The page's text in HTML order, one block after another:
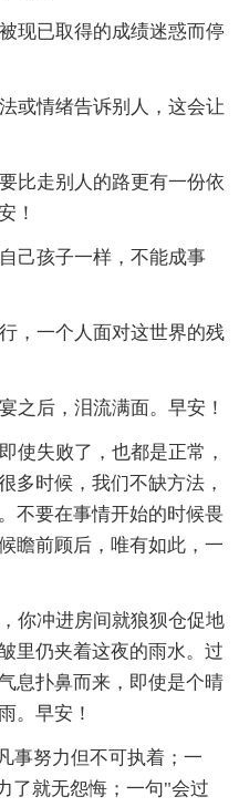
现已取得的成绩迷惑而停
或情绪告诉别人，这会让
比走别人的路更有一份依
！
己孩子一样，不能成事
，一个人面对这世界的残
之后，泪流满面。早安！
使失败了，也都是正常，
多时候，我们不缺方法，
不要在事情开始的时候畏
瞻前顾后，唯有如此，一
你冲进房间就狼狈仓促地
里仍夹着这夜的雨水。过
息扑鼻而来，即使是个晴
。早安！
事努力但不可执着；一
了就无怨悔；一句"会过